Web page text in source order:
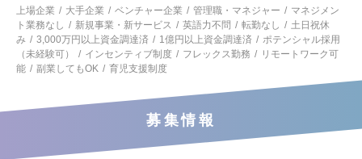
上場企業
大手企業 ベンチャー企業 管理職・マネジャー
マネジメン
ト業務なし
新規事業・新サービス 英語力不問 転勤なし
土日祝休
み
3,000万円以上資金調達済 1億円以上資金調達済
ポテンシャル採用
（未経験可）
インセンティブ制度 フレックス勤務
リモートワーク可
能
副業してもOK 育児支援制度
募集情報